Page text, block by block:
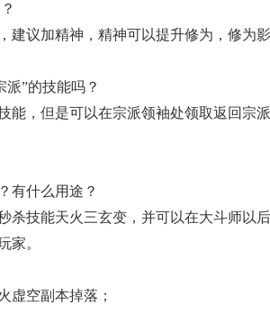
建议加精神，精神可以提升修为，修为
派”的技能吗？
能， 但是可以在宗派领袖处领取返回宗派
有什么用途？
杀技能天火三玄变，并可以在大斗师以
家。
虚空副本掉落；